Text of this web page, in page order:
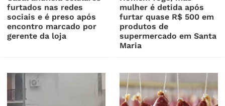
furtados nas redes
sociais e é preso após
encontro marcado por
gerente da loja
mulher é detida após
furtar quase R$ 500 em
produtos de
supermercado em Santa
Maria